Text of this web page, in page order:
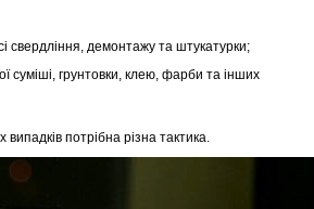
свердління, демонтажу та штукатурки;
суміші, грунтовки, клею, фарби та інших
потрібна різна тактика.